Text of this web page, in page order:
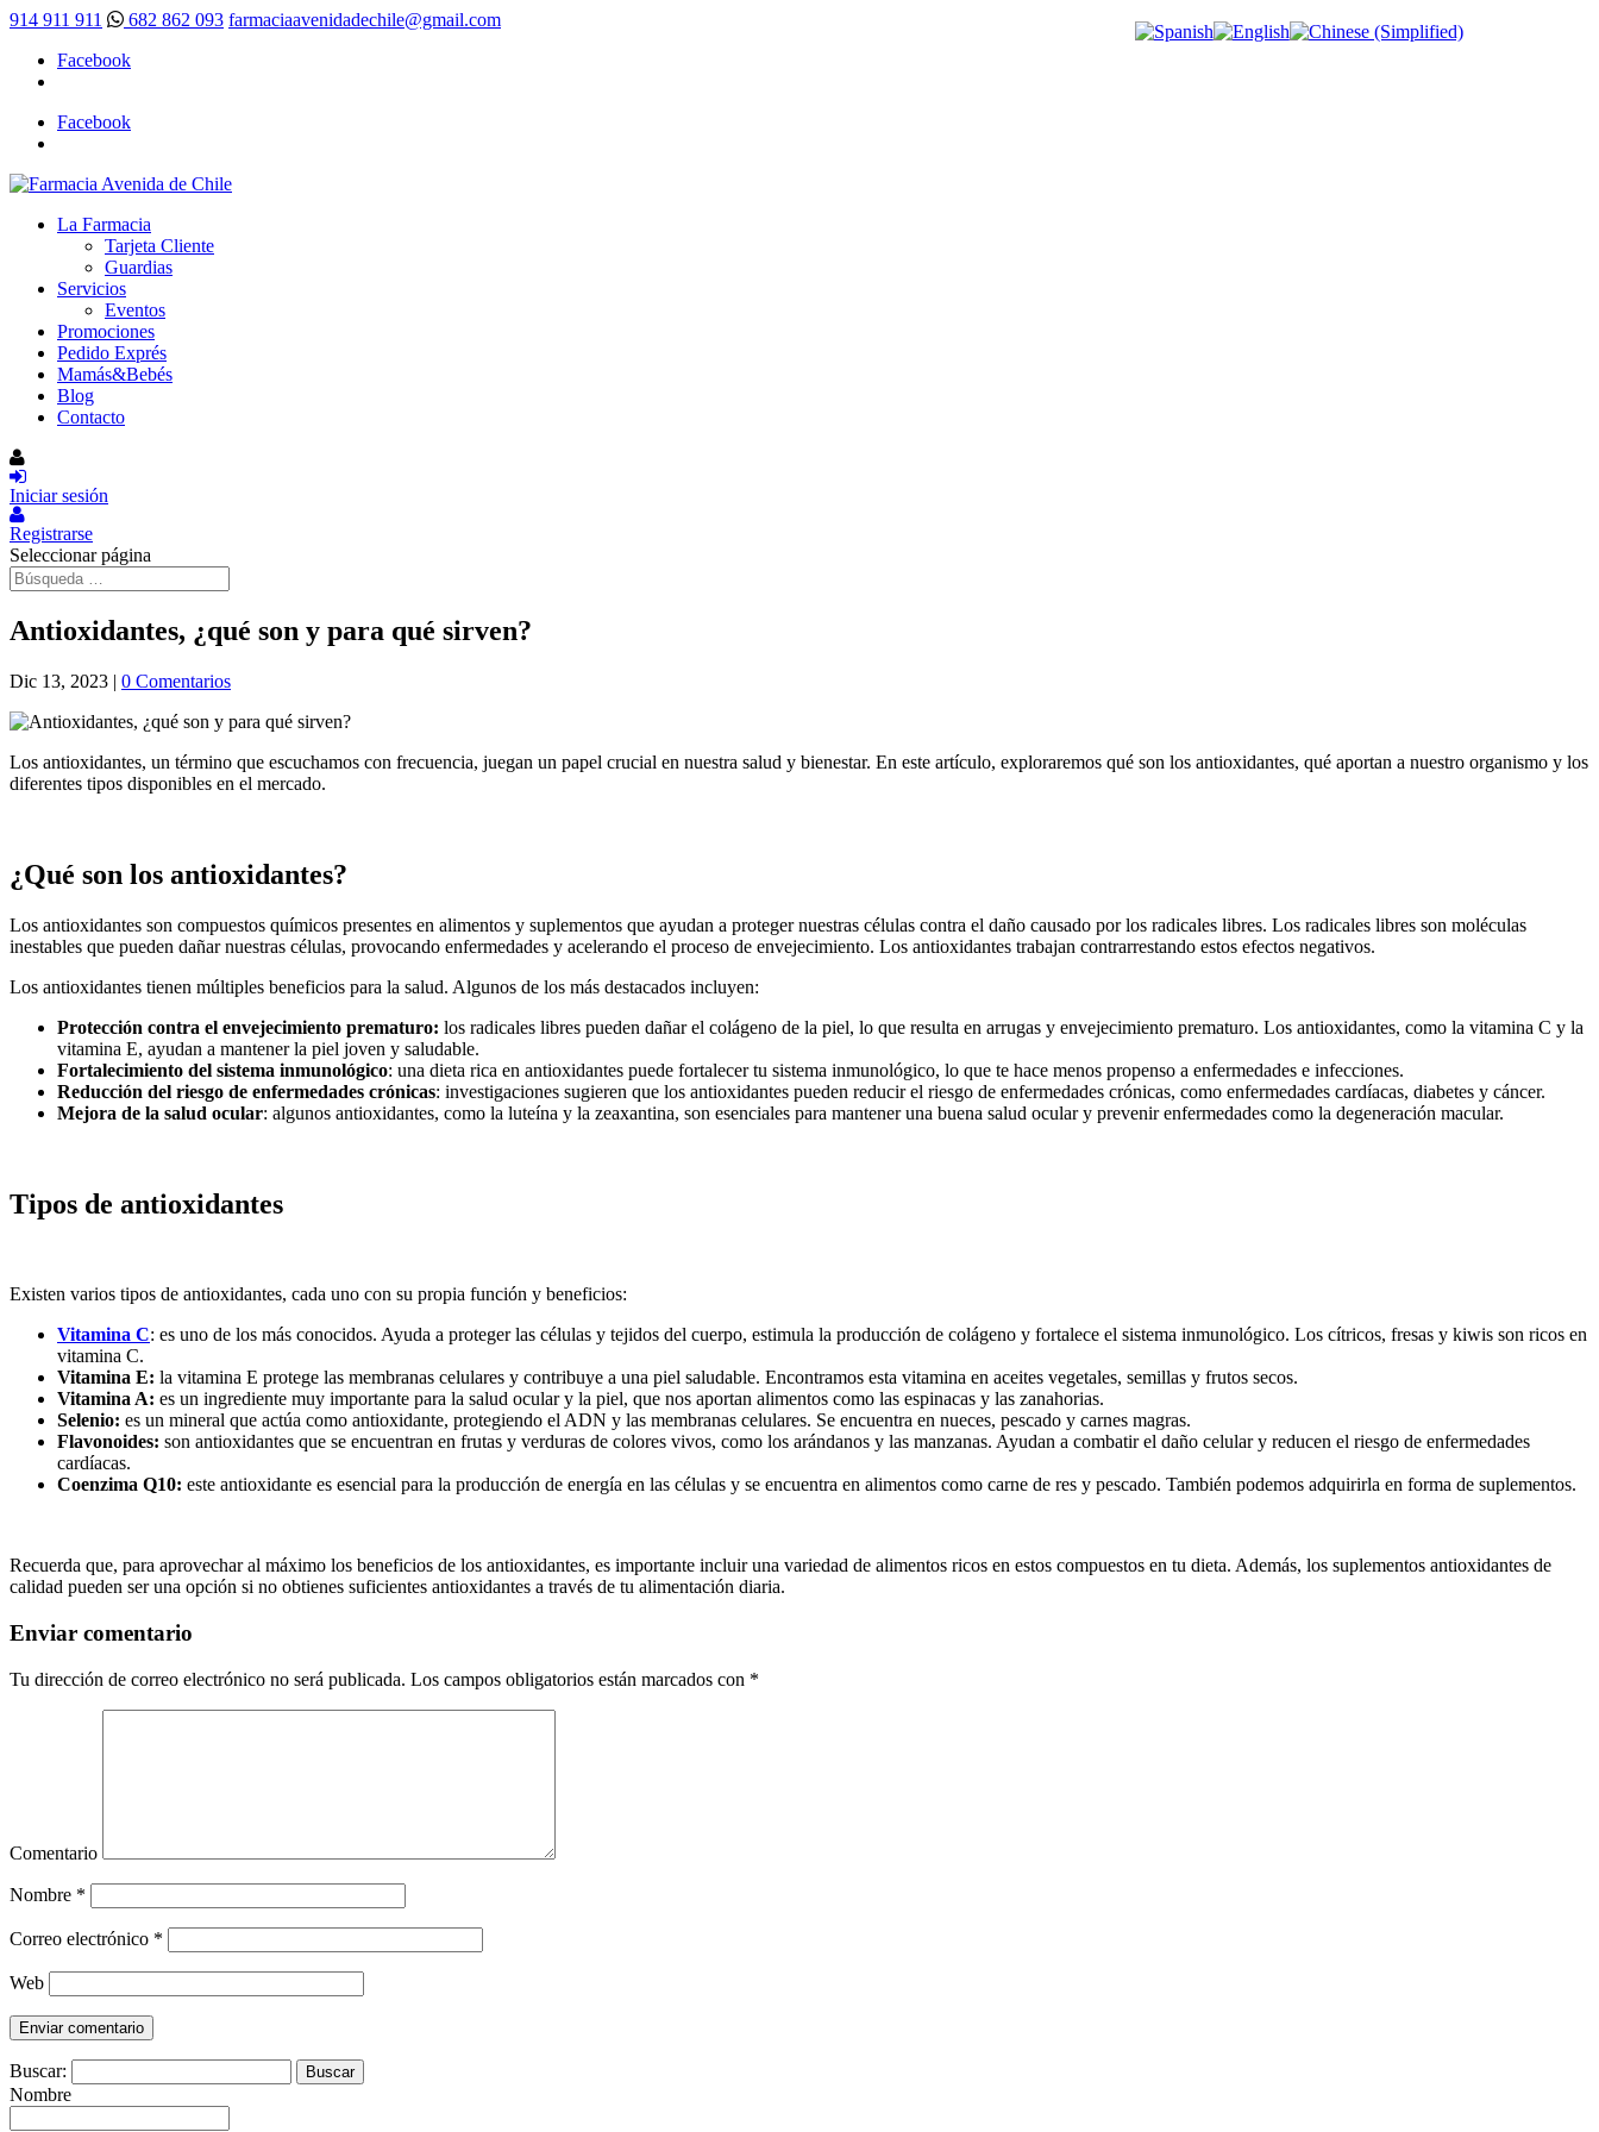
914 911 911 682 862 093 farmaciaavenidadechile@gmail.com
Facebook
Facebook
La Farmacia
Tarjeta Cliente
Guardias
Servicios
Eventos
Promociones
Pedido Exprés
Mamás&Bebés
Blog
Contacto
Iniciar sesión
Registrarse
Seleccionar página
Antioxidantes, ¿qué son y para qué sirven?
Dic 13, 2023 | 0 Comentarios
Los antioxidantes, un término que escuchamos con frecuencia, juegan un papel crucial en nuestra salud y bienestar. En este artículo, exploraremos qué son los antioxidantes, qué aportan a nuestro organismo y los
diferentes tipos disponibles en el mercado.
¿Qué son los antioxidantes?
Los antioxidantes son compuestos químicos presentes en alimentos y suplementos que ayudan a proteger nuestras células contra el daño causado por los radicales libres. Los radicales libres son moléculas
inestables que pueden dañar nuestras células, provocando enfermedades y acelerando el proceso de envejecimiento. Los antioxidantes trabajan contrarrestando estos efectos negativos.
Los antioxidantes tienen múltiples beneficios para la salud. Algunos de los más destacados incluyen:
Protección contra el envejecimiento prematuro: los radicales libres pueden dañar el colágeno de la piel, lo que resulta en arrugas y envejecimiento prematuro. Los antioxidantes, como la vitamina C y la
vitamina E, ayudan a mantener la piel joven y saludable.
Fortalecimiento del sistema inmunológico: una dieta rica en antioxidantes puede fortalecer tu sistema inmunológico, lo que te hace menos propenso a enfermedades e infecciones.
Reducción del riesgo de enfermedades crónicas: investigaciones sugieren que los antioxidantes pueden reducir el riesgo de enfermedades crónicas, como enfermedades cardíacas, diabetes y cáncer.
Mejora de la salud ocular: algunos antioxidantes, como la luteína y la zeaxantina, son esenciales para mantener una buena salud ocular y prevenir enfermedades como la degeneración macular.
Tipos de antioxidantes
Existen varios tipos de antioxidantes, cada uno con su propia función y beneficios:
Vitamina C: es uno de los más conocidos. Ayuda a proteger las células y tejidos del cuerpo, estimula la producción de colágeno y fortalece el sistema inmunológico. Los cítricos, fresas y kiwis son ricos en
vitamina C.
Vitamina E: la vitamina E protege las membranas celulares y contribuye a una piel saludable. Encontramos esta vitamina en aceites vegetales, semillas y frutos secos.
Vitamina A: es un ingrediente muy importante para la salud ocular y la piel, que nos aportan alimentos como las espinacas y las zanahorias.
Selenio: es un mineral que actúa como antioxidante, protegiendo el ADN y las membranas celulares. Se encuentra en nueces, pescado y carnes magras.
Flavonoides: son antioxidantes que se encuentran en frutas y verduras de colores vivos, como los arándanos y las manzanas. Ayudan a combatir el daño celular y reducen el riesgo de enfermedades
cardíacas.
Coenzima Q10: este antioxidante es esencial para la producción de energía en las células y se encuentra en alimentos como carne de res y pescado. También podemos adquirirla en forma de suplementos.
Recuerda que, para aprovechar al máximo los beneficios de los antioxidantes, es importante incluir una variedad de alimentos ricos en estos compuestos en tu dieta. Además, los suplementos antioxidantes de
calidad pueden ser una opción si no obtienes suficientes antioxidantes a través de tu alimentación diaria.
Enviar comentario
Tu dirección de correo electrónico no será publicada. Los campos obligatorios están marcados con *
Comentario
Nombre *
Correo electrónico *
Web
Buscar:
Nombre